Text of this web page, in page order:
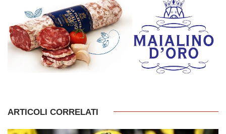
ARTICOLI CORRELATI